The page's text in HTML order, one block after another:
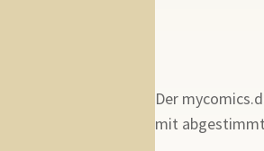
Der
mit